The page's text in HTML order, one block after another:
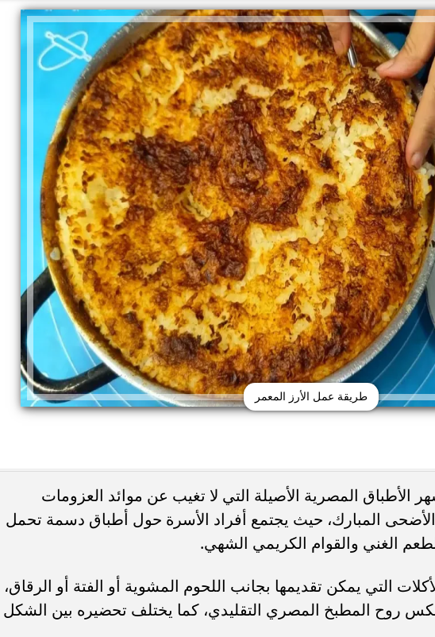
طريقة عمل الأرز المعمر
الأطباق المصرية الأصيلة التي لا تغيب عن موائد العزومات
المبارك، حيث يجتمع أفراد الأسرة حول أطباق دسمة تحمل
الغني والقوام الكريمي الشهي.
التي يمكن تقديمها بجانب اللحوم المشوية أو الفتة أو الرقاق،
روح المطبخ المصري التقليدي، كما يختلف تحضيره بين الشكل
وزارة الصحة تحذر من الإفراط في
عادة شائعة قد تضر الكلى...
طريقة عمل الملبن بعين الجمل في البيت..